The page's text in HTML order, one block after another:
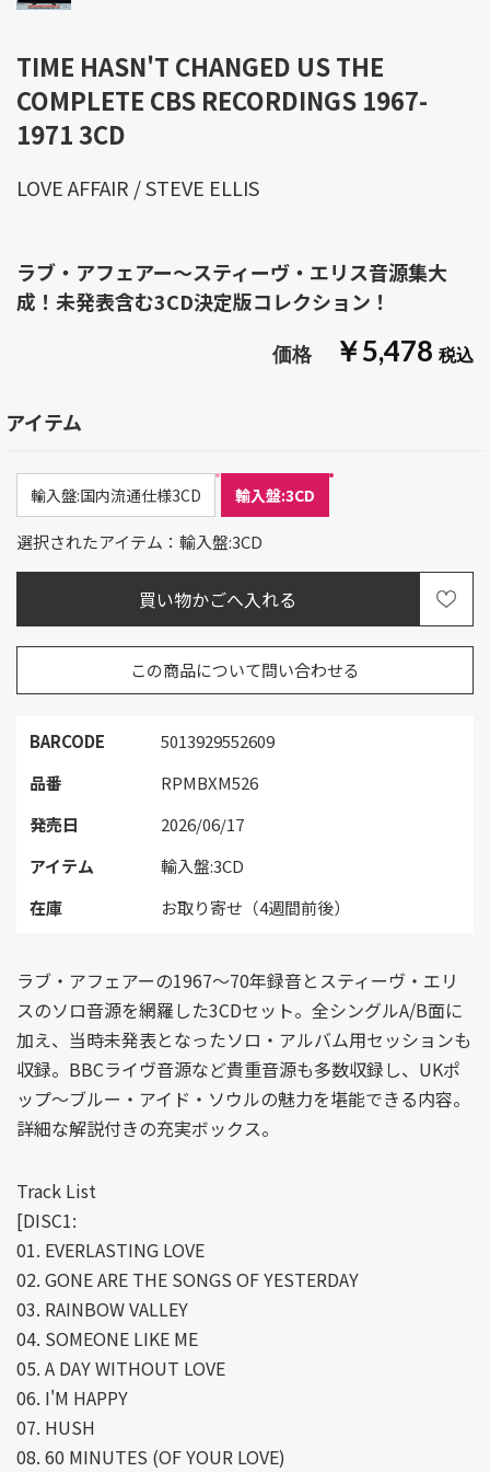
TIME HASN'T CHANGED US THE
COMPLETE CBS RECORDINGS 1967-
1971 3CD
￥5,478
BARCODE
5013929552609
品番
RPMBXM526
発売日
2026/06/17
アイテム
輸入盤:3CD
在庫
お取り寄せ（4週間前後）
アイテム
輸入盤:国内流通仕様3CD 輸入盤:3CD
選択されたアイテム：輸入盤:3CD
この商品について問い合わせる
LOVE AFFAIR / STEVE ELLIS
ラブ・アフェアーの1967～70年録音とスティーヴ・エリ
スのソロ音源を網羅した3CDセット。全シングルA/B面に
加え、当時未発表となったソロ・アルバム用セッションも
収録。BBCライヴ音源など貴重音源も多数収録し、UKポ
ップ～ブルー・アイド・ソウルの魅力を堪能できる内容。
詳細な解説付きの充実ボックス。
Track List
[DISC1:
01. EVERLASTING LOVE
02. GONE ARE THE SONGS OF YESTERDAY
03. RAINBOW VALLEY
04. SOMEONE LIKE ME
05. A DAY WITHOUT LOVE
06. I'M HAPPY
07. HUSH
08. 60 MINUTES (OF YOUR LOVE)
ラブ・アフェアー～スティーヴ・エリス音源集大
成！未発表含む3CD決定版コレクション！